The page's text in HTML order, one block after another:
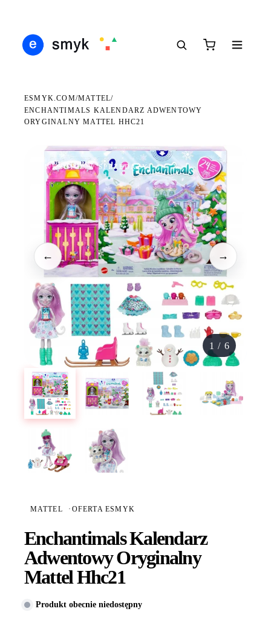
ESMYK.COM/MATTEL/
ENCHANTIMALS KALENDARZ ADWENTOWY
ORYGINALNY MATTEL HHC21
WKRÓTCE W SPRZEDAŻY
← →
1 / 6
MATTEL · OFERTA ESMYK
Enchantimals Kalendarz
Adwentowy Oryginalny
Mattel Hhc21
Produkt obecnie niedostępny